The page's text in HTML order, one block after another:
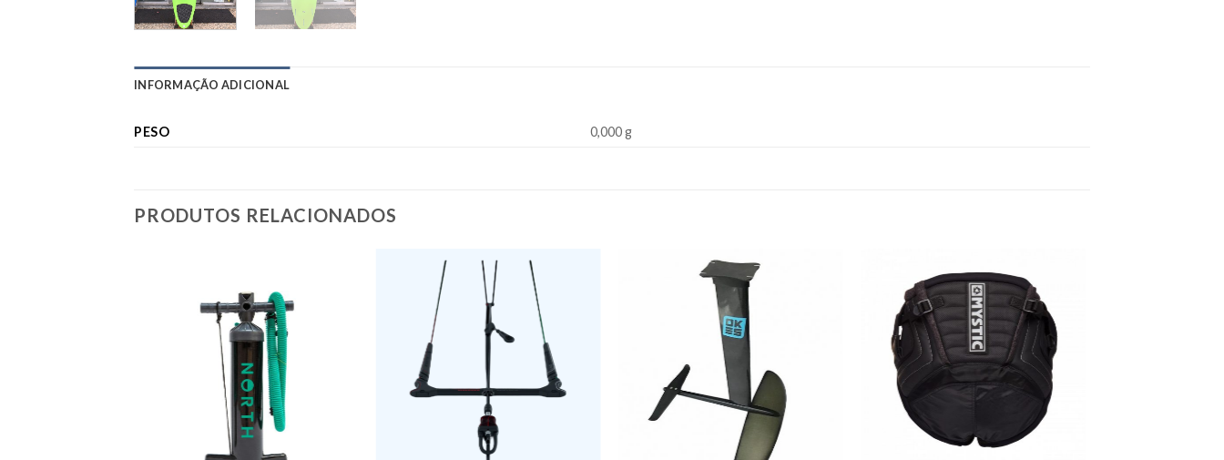
INFORMAÇÃO ADICIONAL
PESO 0,000 g
PRODUTOS RELACIONADOS